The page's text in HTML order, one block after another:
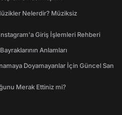
Nelerdir? Müziksiz
Instagram'a Giriş İşlemleri Rehberi
Anlamları
Doyamayanlar İçin Güncel San
Merak Ettiniz mi?